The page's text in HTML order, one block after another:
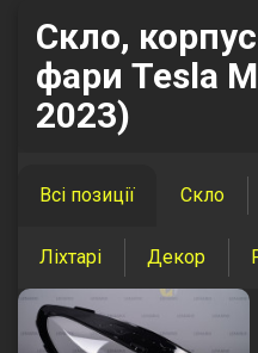
Скло,
фари Tesla
2023)
Всі позиції Скло
Ліхтарі Декор